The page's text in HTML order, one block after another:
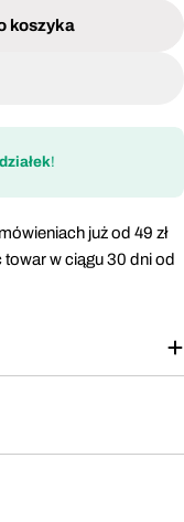
pełna
diamentowa
koszyka
!
już od 49 zł
w ciągu 30 dni od